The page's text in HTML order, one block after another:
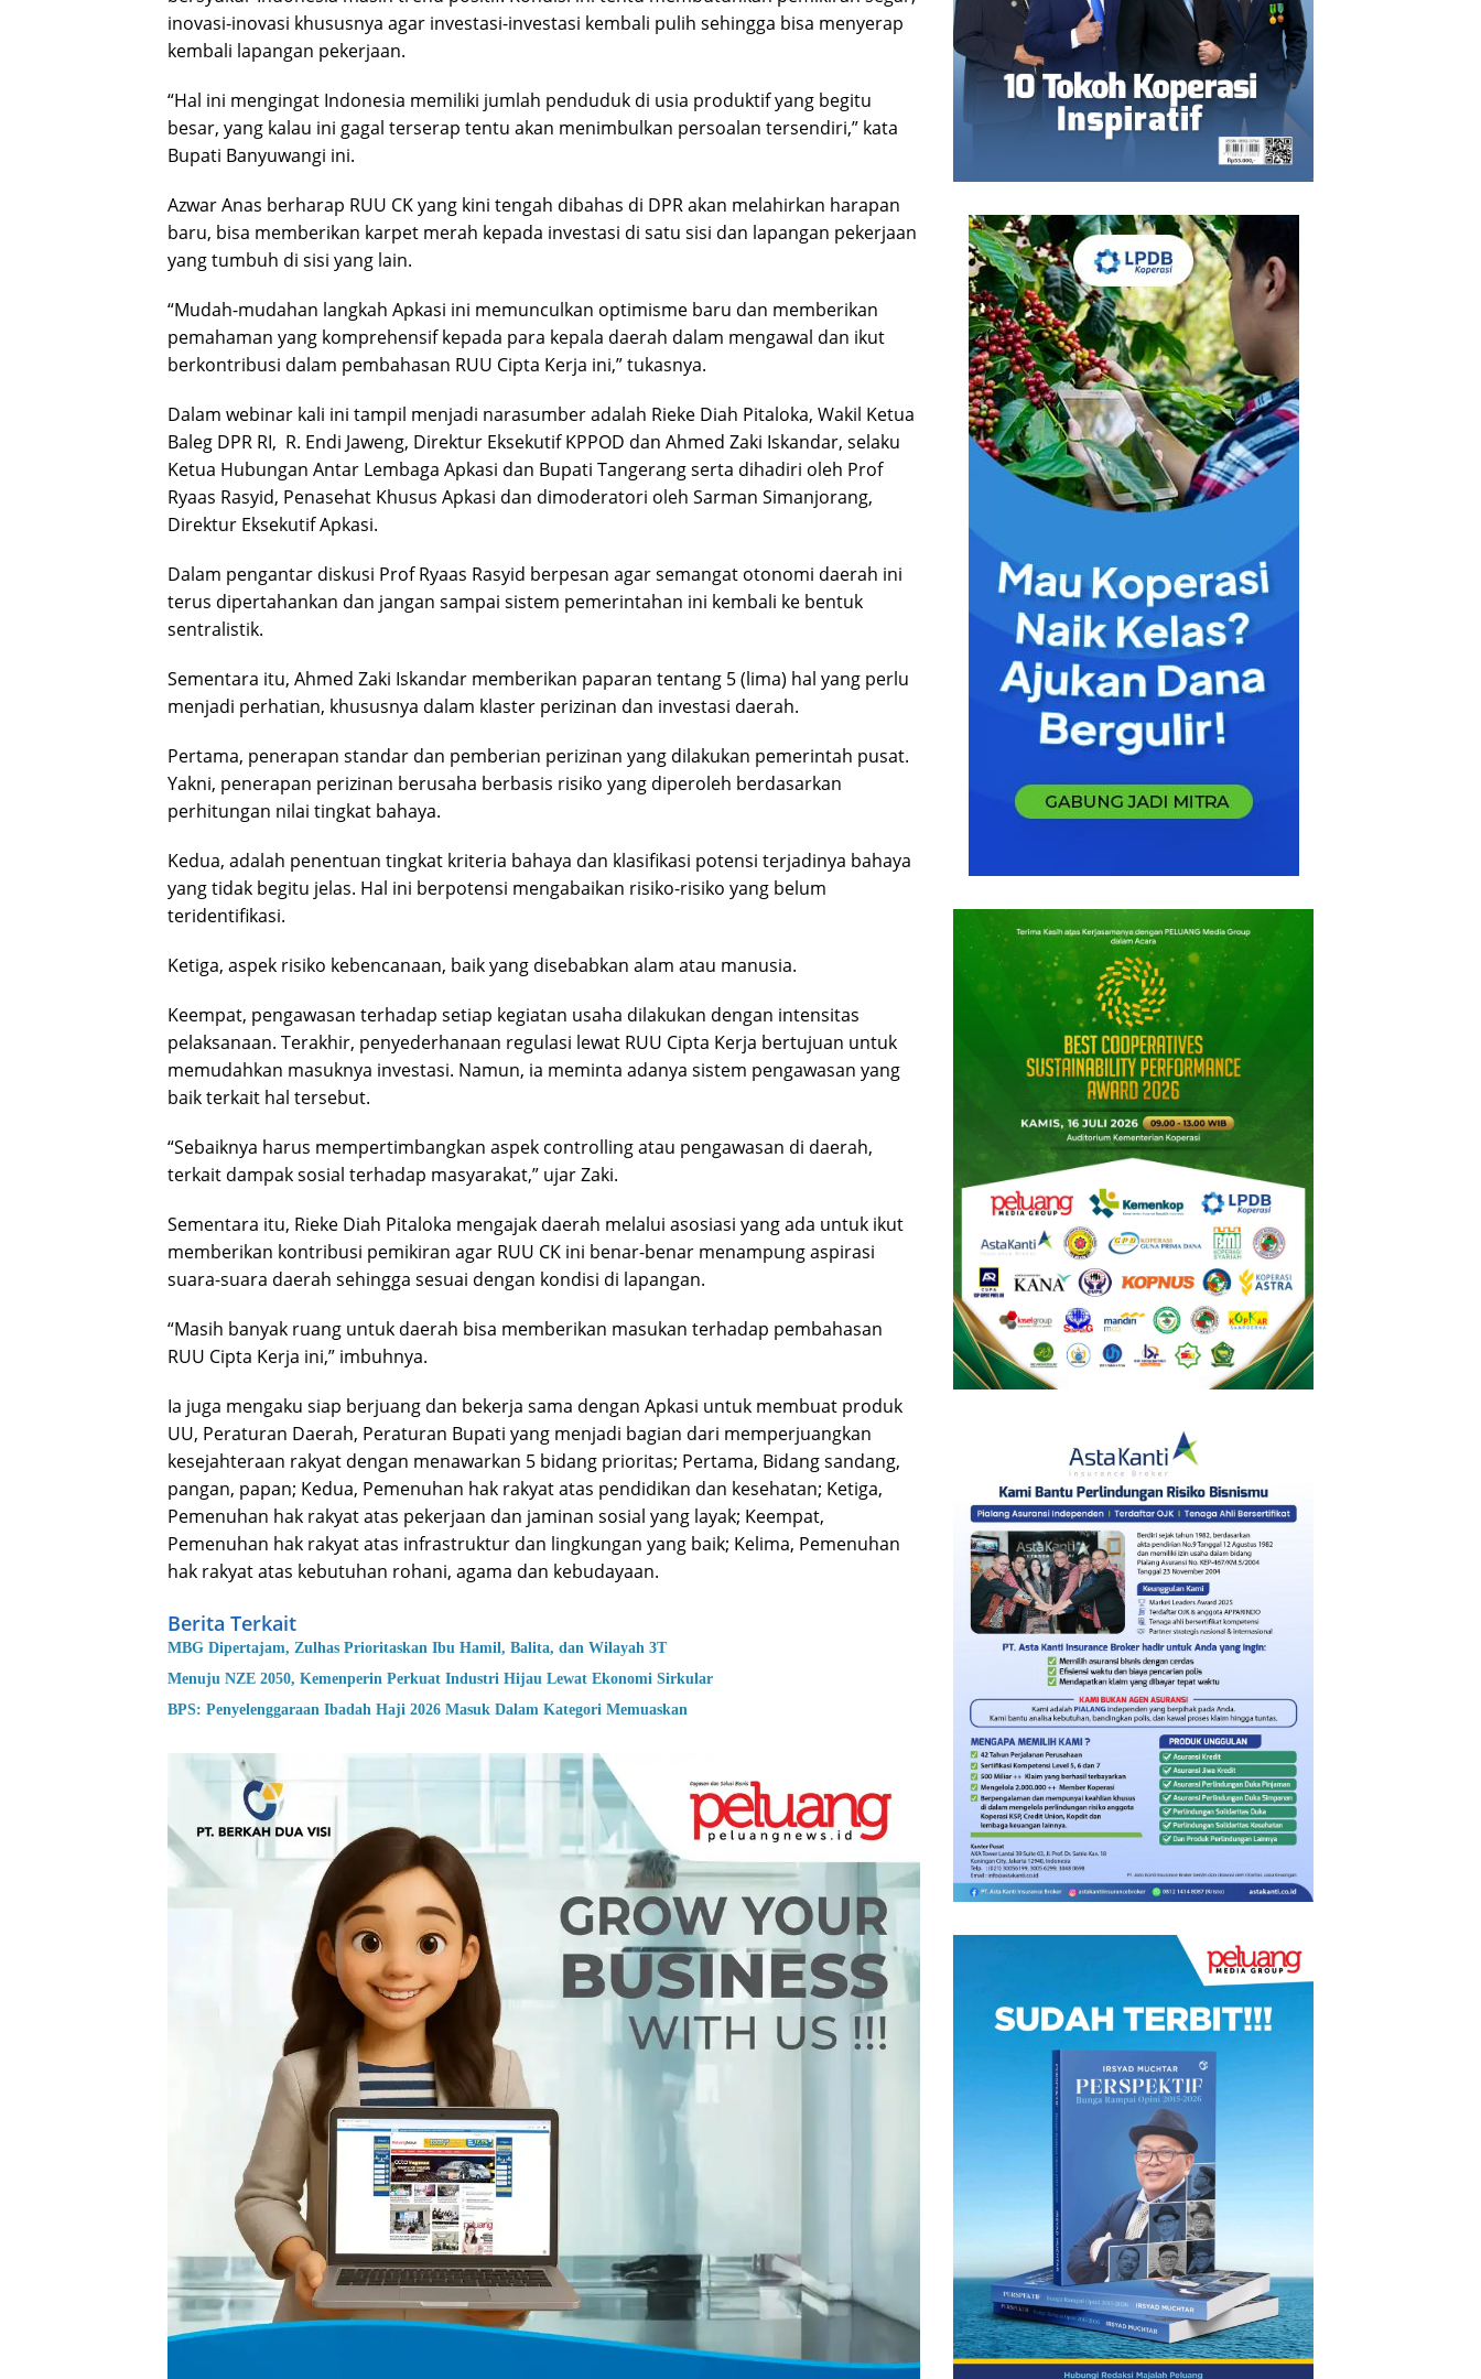
inovasi-inovasi khususnya agar investasi-investasi kembali pulih sehingga bisa menyerap
kembali lapangan pekerjaan.
“Hal ini mengingat Indonesia memiliki jumlah penduduk di usia produktif yang begitu
besar, yang kalau ini gagal terserap tentu akan menimbulkan persoalan tersendiri,” kata
Bupati Banyuwangi ini.
Azwar Anas berharap RUU CK yang kini tengah dibahas di DPR akan melahirkan harapan
baru, bisa memberikan karpet merah kepada investasi di satu sisi dan lapangan pekerjaan
yang tumbuh di sisi yang lain.
“Mudah-mudahan langkah Apkasi ini memunculkan optimisme baru dan memberikan
pemahaman yang komprehensif kepada para kepala daerah dalam mengawal dan ikut
berkontribusi dalam pembahasan RUU Cipta Kerja ini,” tukasnya.
Dalam webinar kali ini tampil menjadi narasumber adalah Rieke Diah Pitaloka, Wakil Ketua
Baleg DPR RI, R. Endi Jaweng, Direktur Eksekutif KPPOD dan Ahmed Zaki Iskandar, selaku
Ketua Hubungan Antar Lembaga Apkasi dan Bupati Tangerang serta dihadiri oleh Prof
Ryaas Rasyid, Penasehat Khusus Apkasi dan dimoderatori oleh Sarman Simanjorang,
Direktur Eksekutif Apkasi.
Dalam pengantar diskusi Prof Ryaas Rasyid berpesan agar semangat otonomi daerah ini
terus dipertahankan dan jangan sampai sistem pemerintahan ini kembali ke bentuk
sentralistik.
Sementara itu, Ahmed Zaki Iskandar memberikan paparan tentang 5 (lima) hal yang perlu
menjadi perhatian, khususnya dalam klaster perizinan dan investasi daerah.
Pertama, penerapan standar dan pemberian perizinan yang dilakukan pemerintah pusat.
Yakni, penerapan perizinan berusaha berbasis risiko yang diperoleh berdasarkan
perhitungan nilai tingkat bahaya.
Kedua, adalah penentuan tingkat kriteria bahaya dan klasifikasi potensi terjadinya bahaya
yang tidak begitu jelas. Hal ini berpotensi mengabaikan risiko-risiko yang belum
teridentifikasi.
Ketiga, aspek risiko kebencanaan, baik yang disebabkan alam atau manusia.
Keempat, pengawasan terhadap setiap kegiatan usaha dilakukan dengan intensitas
pelaksanaan. Terakhir, penyederhanaan regulasi lewat RUU Cipta Kerja bertujuan untuk
memudahkan masuknya investasi. Namun, ia meminta adanya sistem pengawasan yang
baik terkait hal tersebut.
“Sebaiknya harus mempertimbangkan aspek controlling atau pengawasan di daerah,
terkait dampak sosial terhadap masyarakat,” ujar Zaki.
Sementara itu, Rieke Diah Pitaloka mengajak daerah melalui asosiasi yang ada untuk ikut
memberikan kontribusi pemikiran agar RUU CK ini benar-benar menampung aspirasi
suara-suara daerah sehingga sesuai dengan kondisi di lapangan.
“Masih banyak ruang untuk daerah bisa memberikan masukan terhadap pembahasan
RUU Cipta Kerja ini,” imbuhnya.
Ia juga mengaku siap berjuang dan bekerja sama dengan Apkasi untuk membuat produk
UU, Peraturan Daerah, Peraturan Bupati yang menjadi bagian dari memperjuangkan
kesejahteraan rakyat dengan menawarkan 5 bidang prioritas; Pertama, Bidang sandang,
pangan, papan; Kedua, Pemenuhan hak rakyat atas pendidikan dan kesehatan; Ketiga,
Pemenuhan hak rakyat atas pekerjaan dan jaminan sosial yang layak; Keempat,
Pemenuhan hak rakyat atas infrastruktur dan lingkungan yang baik; Kelima, Pemenuhan
hak rakyat atas kebutuhan rohani, agama dan kebudayaan.
Berita Terkait
MBG Dipertajam, Zulhas Prioritaskan Ibu Hamil, Balita, dan Wilayah 3T
Menuju NZE 2050, Kemenperin Perkuat Industri Hijau Lewat Ekonomi Sirkular
BPS: Penyelenggaraan Ibadah Haji 2026 Masuk Dalam Kategori Memuaskan